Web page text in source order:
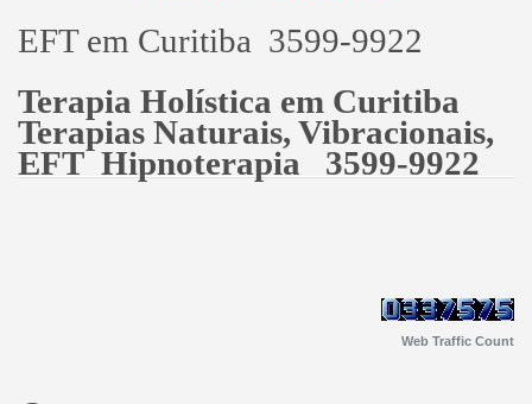
EFT em Curitiba 3599-9922
Terapia Holística em Curitiba
Terapias Naturais, Vibracionais,
EFT Hipnoterapia 3599-9922
Web Traffic Count